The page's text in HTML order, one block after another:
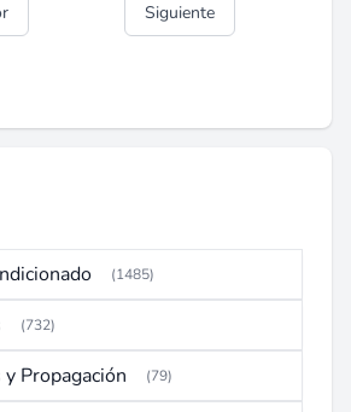
Siguiente
(1485)
(732)
Propagación (79)